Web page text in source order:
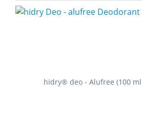
hidry® deo - Alufree (100